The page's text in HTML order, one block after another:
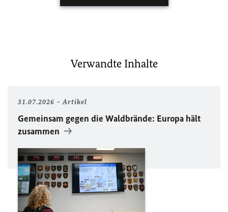
Verwandte Inhalte
31.07.2026 Artikel
Gemeinsam gegen die Waldbrände: Europa hält
zusammen